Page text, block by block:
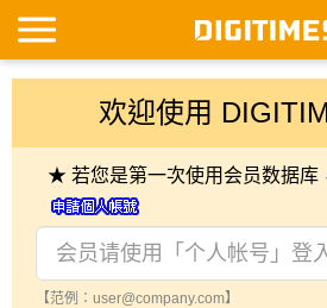
欢迎使用
★ 若您是第一次使用会员数据库
【范例：user@company.com】